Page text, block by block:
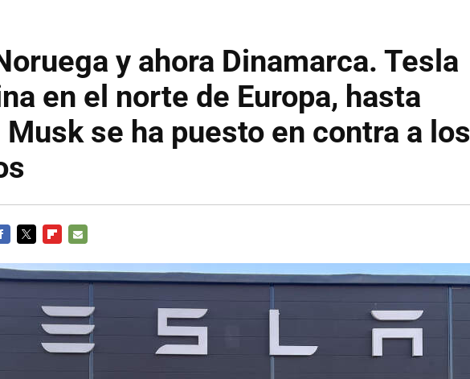
y ahora Dinamarca. Tesla
en el norte de Europa, hasta
Musk se ha puesto en contra a los
MAIL